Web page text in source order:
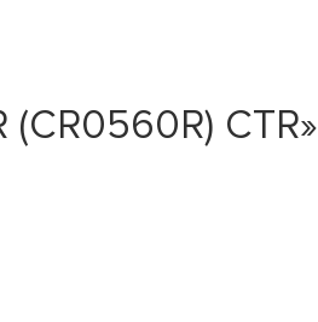
CTR»